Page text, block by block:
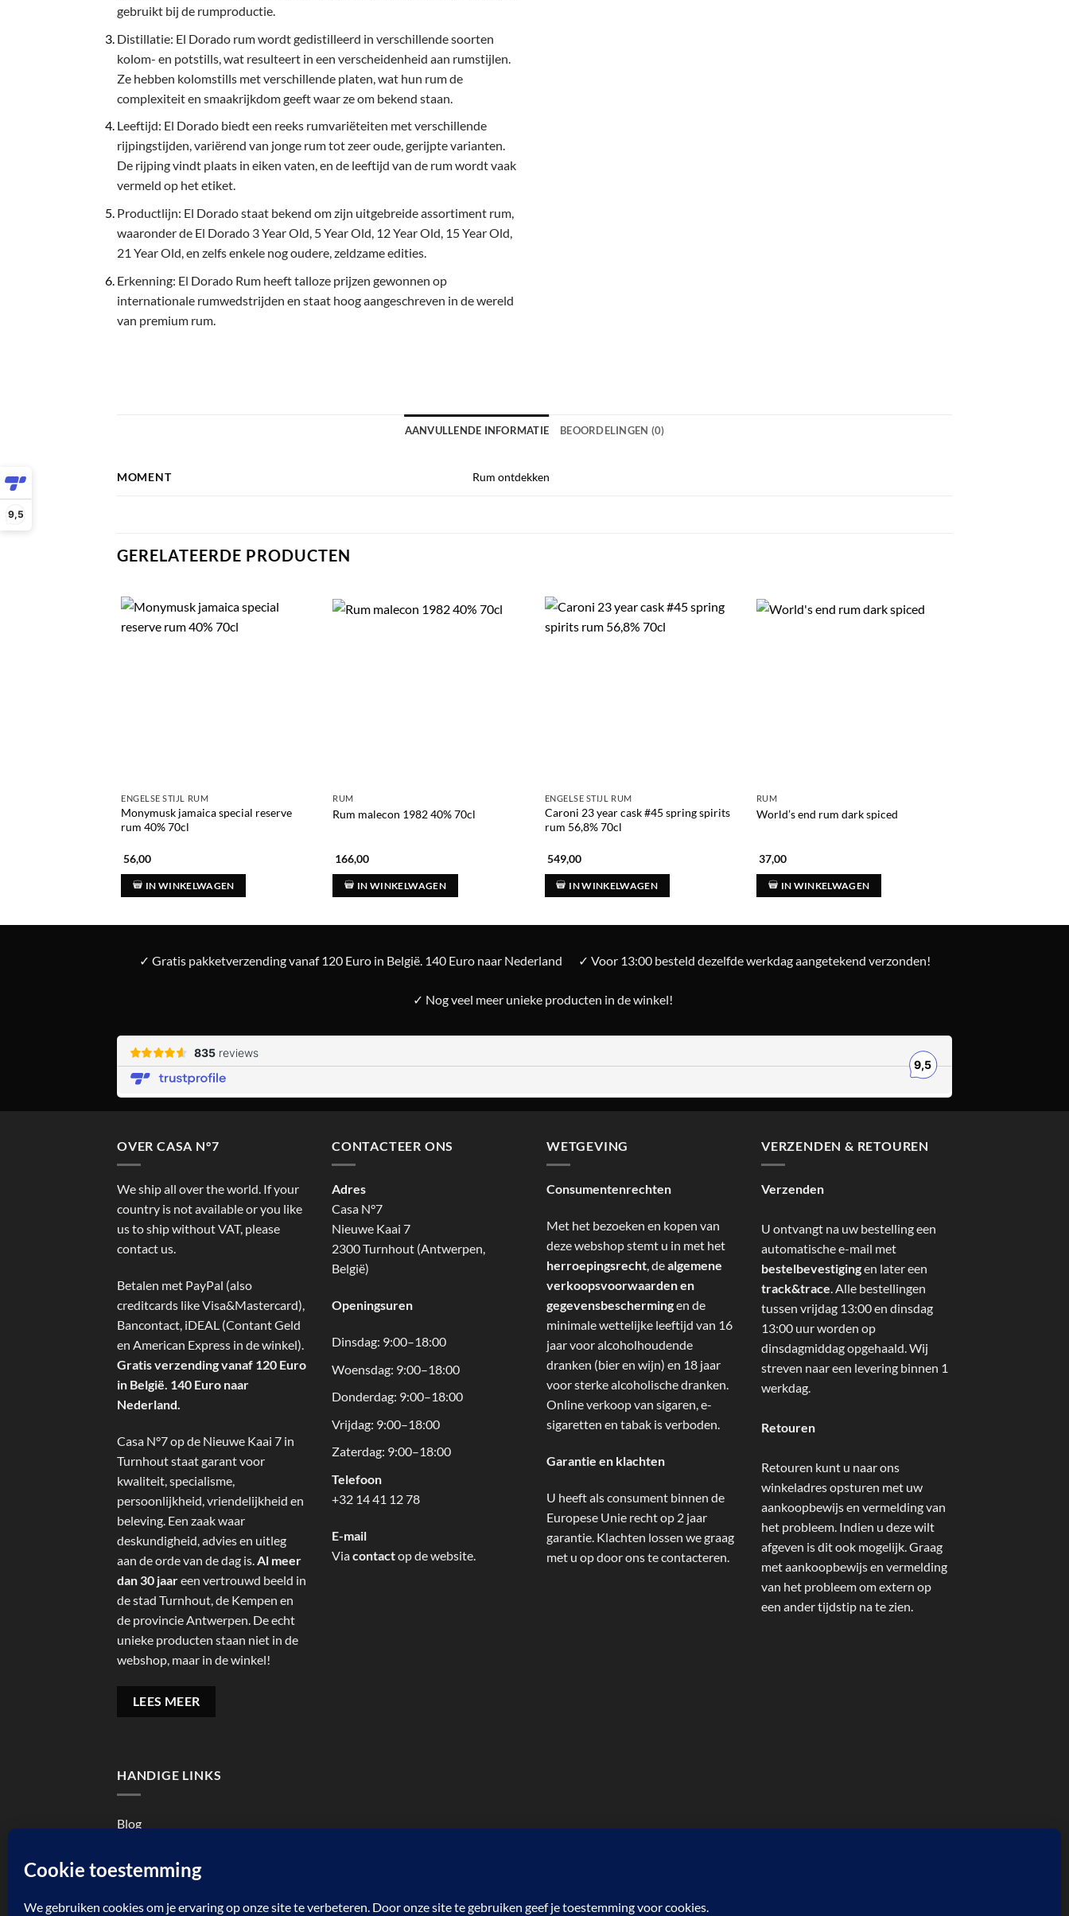
9,5
gebruikt bij de rumproductie.
Distillatie: El Dorado rum wordt gedistilleerd in verschillende soorten
kolom- en potstills, wat resulteert in een verscheidenheid aan rumstijlen.
Ze hebben kolomstills met verschillende platen, wat hun rum de
complexiteit en smaakrijkdom geeft waar ze om bekend staan.
Leeftijd: El Dorado biedt een reeks rumvariëteiten met verschillende
rijpingstijden, variërend van jonge rum tot zeer oude, gerijpte varianten.
De rijping vindt plaats in eiken vaten, en de leeftijd van de rum wordt vaak
vermeld op het etiket.
Productlijn: El Dorado staat bekend om zijn uitgebreide assortiment rum,
waaronder de El Dorado 3 Year Old, 5 Year Old, 12 Year Old, 15 Year Old,
21 Year Old, en zelfs enkele nog oudere, zeldzame edities.
Erkenning: El Dorado Rum heeft talloze prijzen gewonnen op
internationale rumwedstrijden en staat hoog aangeschreven in de wereld
van premium rum.
AANVULLENDE INFORMATIE BEOORDELINGEN (0)
MOMENT Rum ontdekken
GERELATEERDE PRODUCTEN
ENGELSE STIJL RUM
Monymusk jamaica special reserve
rum 40% 70cl
56,00
IN WINKELWAGEN
RUM
Rum malecon 1982 40% 70cl
166,00
IN WINKELWAGEN
ENGELSE STIJL RUM
Caroni 23 year cask #45 spring spirits
rum 56,8% 70cl
549,00
IN WINKELWAGEN
RUM
World’s end rum dark spiced
37,00
IN WINKELWAGEN
✓ Gratis pakketverzending vanaf 120 Euro in België. 140 Euro naar Nederland ✓ Voor 13:00 besteld dezelfde werkdag aangetekend verzonden!
✓ Nog veel meer unieke producten in de winkel!
OVER CASA N°7
We ship all over the world. If your
country is not available or you like
us to ship without VAT, please
contact us.
Betalen met PayPal (also
creditcards like Visa&Mastercard),
Bancontact, iDEAL (Contant Geld
en American Express in de winkel).
Gratis verzending vanaf 120 Euro
in België. 140 Euro naar
Nederland.
Casa N°7 op de Nieuwe Kaai 7 in
Turnhout staat garant voor
kwaliteit, specialisme,
persoonlijkheid, vriendelijkheid en
beleving. Een zaak waar
deskundigheid, advies en uitleg
aan de orde van de dag is.Al meer
dan 30 jaareen vertrouwd beeld in
de stad Turnhout, de Kempen en
de provincie Antwerpen. De echt
unieke producten staan niet in de
webshop, maar in de winkel!
LEES MEER
CONTACTEER ONS
Adres
Casa N°7
Nieuwe Kaai 7
2300 Turnhout (Antwerpen,
België)
Openingsuren
Dinsdag: 9:00–18:00
Woensdag: 9:00–18:00
Donderdag: 9:00–18:00
Vrijdag: 9:00–18:00
Zaterdag: 9:00–18:00
Telefoon
+32 14 41 12 78
E-mail
Viacontactop de website.
WETGEVING
Consumentenrechten
Met het bezoeken en kopen van
deze webshop stemt u in met het
herroepingsrecht, dealgemene
verkoopsvoorwaarden en
gegevensbeschermingen de
minimale wettelijke leeftijd van 16
jaar voor alcoholhoudende
dranken (bier en wijn) en 18 jaar
voor sterke alcoholische dranken.
Online verkoop van sigaren, e-
sigaretten en tabak is verboden.
Garantie en klachten
U heeft als consument binnen de
Europese Unie recht op 2 jaar
garantie. Klachten lossen we graag
met u op door ons te contacteren.
VERZENDEN & RETOUREN
Verzenden
U ontvangt na uw bestelling een
automatische e-mail met
bestelbevestigingen later een
track&trace. Alle bestellingen
tussen vrijdag 13:00 en dinsdag
13:00 uur worden op
dinsdagmiddag opgehaald. Wij
streven naar een levering binnen 1
werkdag.
Retouren
Retouren kunt u naar ons
winkeladres opsturen met uw
aankoopbewijs en vermelding van
het probleem. Indien u deze wilt
afgeven is dit ook mogelijk. Graag
met aankoopbewijs en vermelding
van het probleem om extern op
een ander tijdstip na te zien.
HANDIGE LINKS
Blog